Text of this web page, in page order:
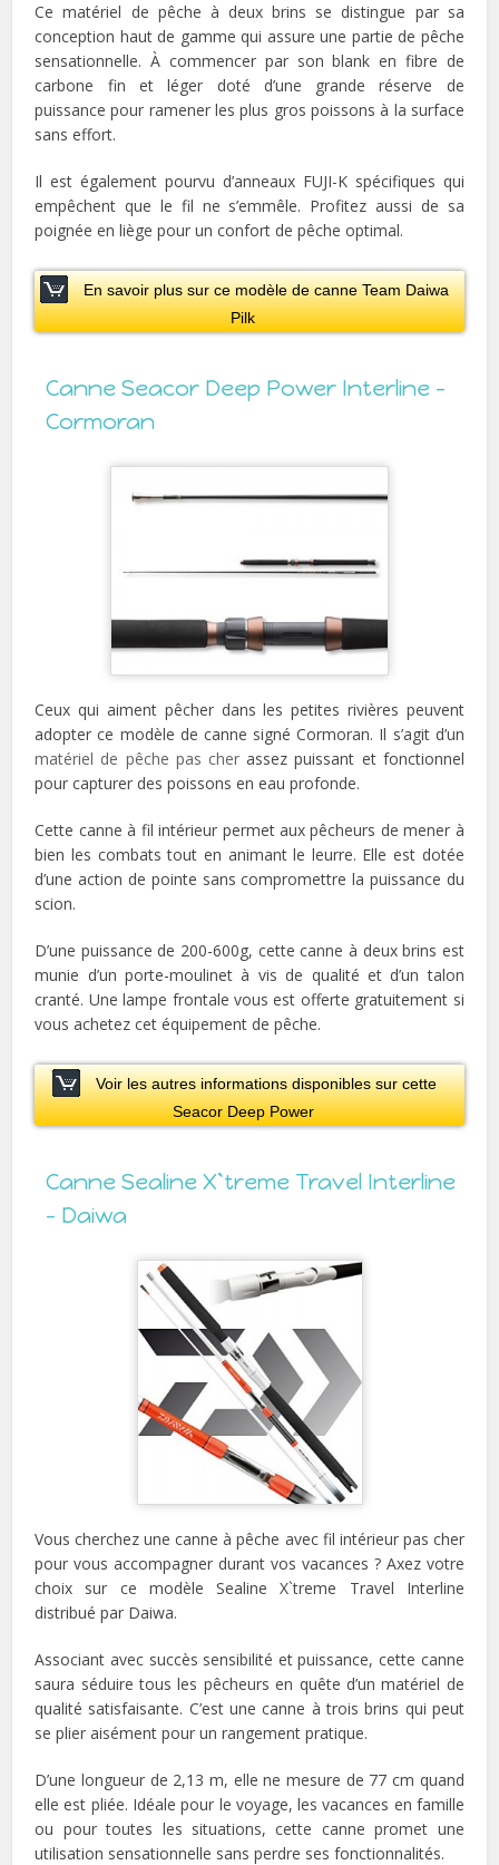
Ce matériel de pêche à deux brins se distingue par sa
conception haut de gamme qui assure une partie de pêche
sensationnelle. À commencer par son blank en fibre de
carbone fin et léger doté d’une grande réserve de
puissance pour ramener les plus gros poissons à la surface
sans effort.
Il est également pourvu d’anneaux FUJI-K spécifiques qui
empêchent que le fil ne s’emmêle. Profitez aussi de sa
poignée en liège pour un confort de pêche optimal.
En savoir plus sur ce modèle de canne Team Daiwa
Pilk
Canne Seacor Deep Power Interline –
Cormoran
Ceux qui aiment pêcher dans les petites rivières peuvent
adopter ce modèle de canne signé Cormoran. Il s’agit d’un
matériel de pêche pas cher assez puissant et fonctionnel
pour capturer des poissons en eau profonde.
Cette canne à fil intérieur permet aux pêcheurs de mener à
bien les combats tout en animant le leurre. Elle est dotée
d’une action de pointe sans compromettre la puissance du
scion.
D’une puissance de 200-600g, cette canne à deux brins est
munie d’un porte-moulinet à vis de qualité et d’un talon
cranté. Une lampe frontale vous est offerte gratuitement si
vous achetez cet équipement de pêche.
Voir les autres informations disponibles sur cette
Seacor Deep Power
Canne Sealine X`treme Travel Interline
– Daiwa
Vous cherchez une canne à pêche avec fil intérieur pas cher
pour vous accompagner durant vos vacances ? Axez votre
choix sur ce modèle Sealine X`treme Travel Interline
distribué par Daiwa.
Associant avec succès sensibilité et puissance, cette canne
saura séduire tous les pêcheurs en quête d’un matériel de
qualité satisfaisante. C’est une canne à trois brins qui peut
se plier aisément pour un rangement pratique.
D’une longueur de 2,13 m, elle ne mesure de 77 cm quand
elle est pliée. Idéale pour le voyage, les vacances en famille
ou pour toutes les situations, cette canne promet une
utilisation sensationnelle sans perdre ses fonctionnalités.